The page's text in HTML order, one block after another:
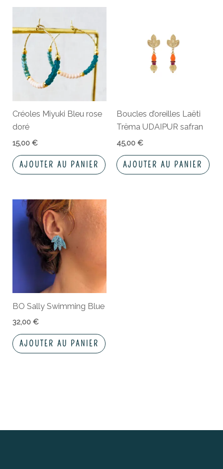
Créoles Miyuki Bleu rose
doré
15,00€
AJOUTER AU PANIER
Boucles d’oreilles Laëti
Trëma UDAIPUR safran
45,00 €
AJOUTER AU PANIER
BO Sally Swimming Blue
32,00€
AJOUTER AU PANIER